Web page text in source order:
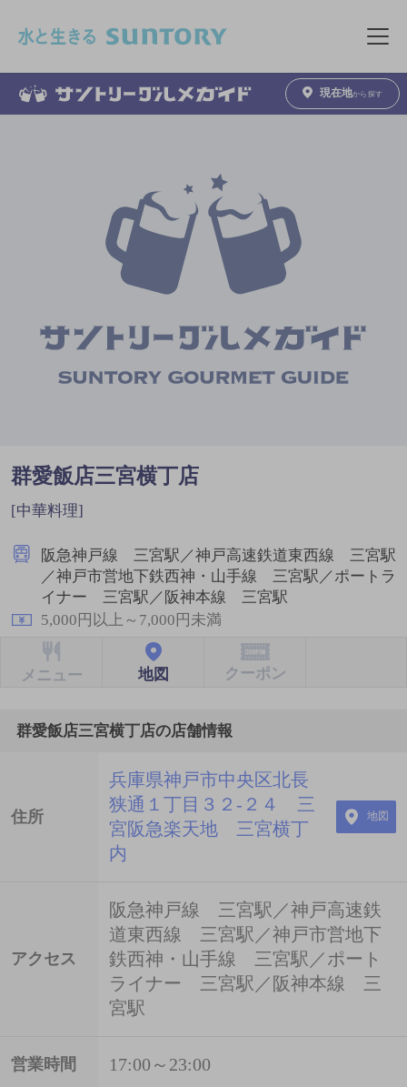
メニュ
現在地から探す
群愛飯店三宮横丁店
[中華料理]
阪急神戸線 三宮駅／神戸高速鉄道東西線 三宮駅
／神戸市営地下鉄西神・山手線 三宮駅／ポートラ
イナー 三宮駅／阪神本線 三宮駅
5,000円以上～7,000円未満
メニュー 地図 クーポン
群愛飯店三宮横丁店の店舗情報
住所
兵庫県神戸市中央区北長
狭通１丁目３２-２４ 三
宮阪急楽天地 三宮横丁
内
地図
アクセス
阪急神戸線 三宮駅／神戸高速鉄
道東西線 三宮駅／神戸市営地下
鉄西神・山手線 三宮駅／ポート
ライナー 三宮駅／阪神本線 三
宮駅
営業時間 17:00～23:00